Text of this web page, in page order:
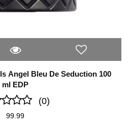
Angel Bleu De Seduction 100
ml EDP
(0)
99.99